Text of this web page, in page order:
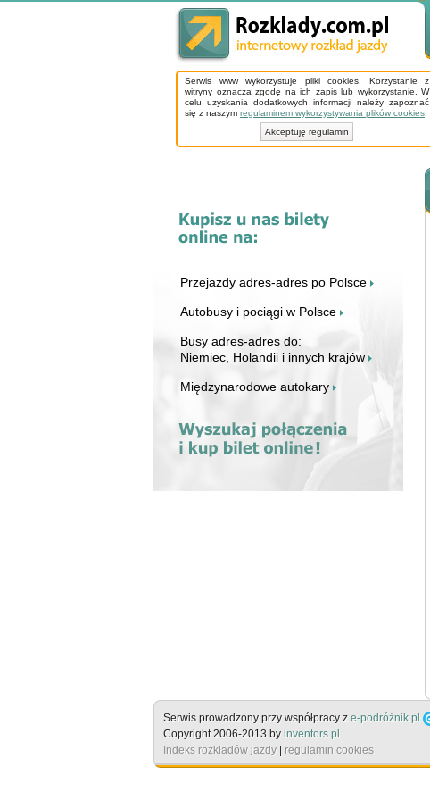
Serwis www wykorzystuje pliki cookies. Korzystanie z
witryny oznacza zgodę na ich zapis lub wykorzystanie. W
celu uzyskania dodatkowych informacji należy zapoznać
się z naszym regulaminem wykorzystywania plików cookies
Akceptuję regulamin
Przejazdy adres-adres po Polsce
Autobusy i pociągi w Polsce
Busy adres-adres do:
Niemiec, Holandii i innych krajów
Międzynarodowe autokary
Serwis prowadzony przy współpracy z e-podróżnik.pl
Copyright 2006-2013 by inventors.pl
Indeks rozkładów jazdy
regulamin cookies